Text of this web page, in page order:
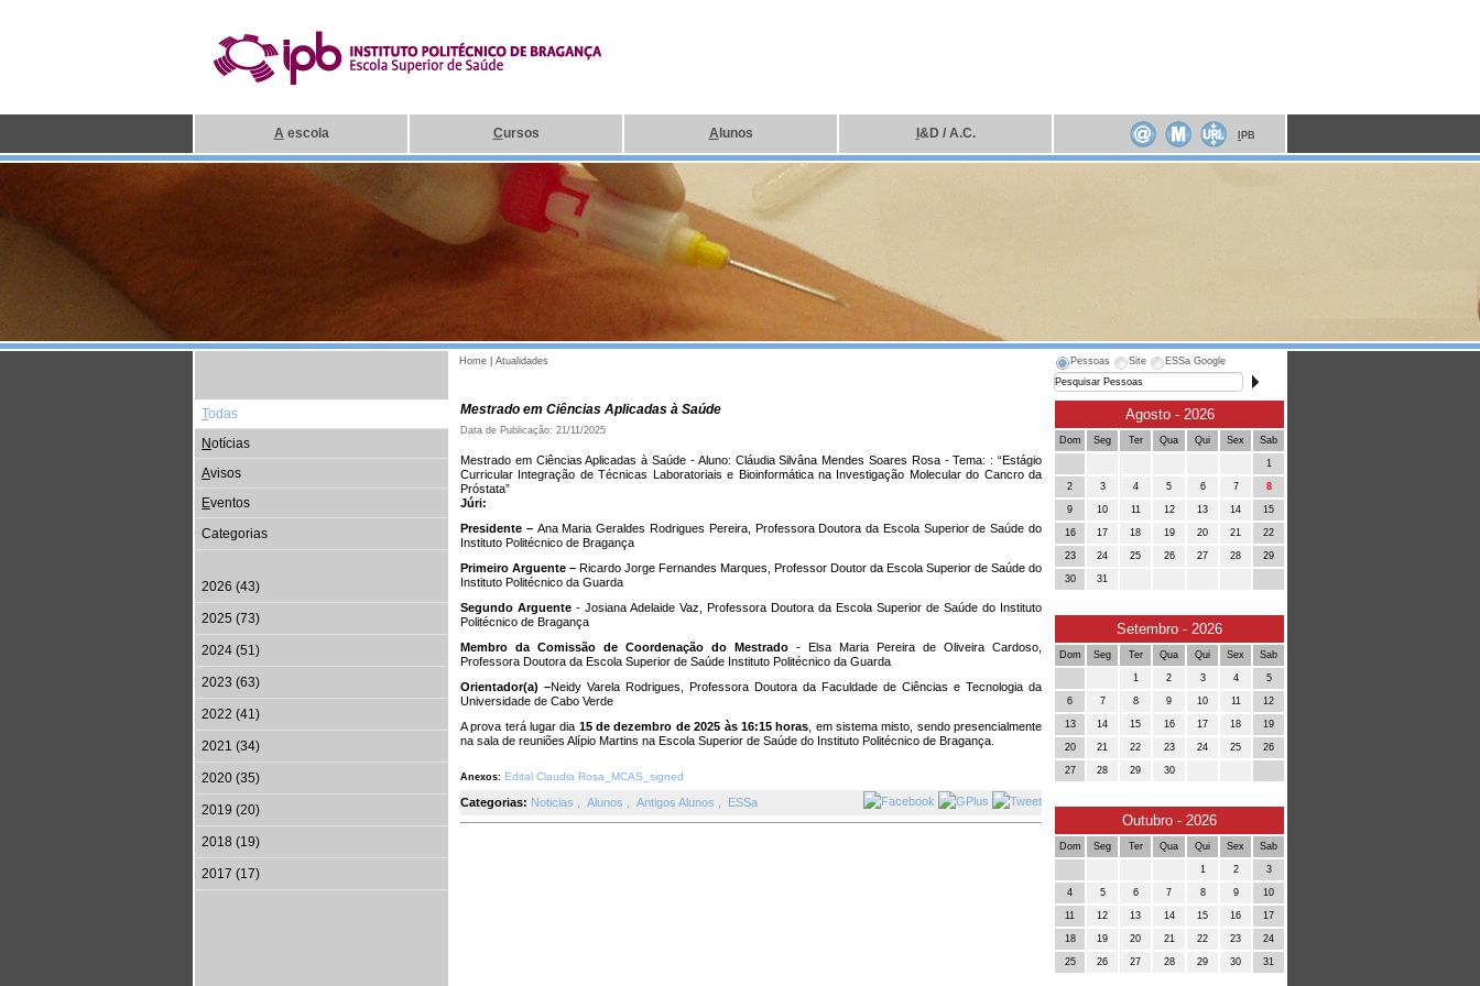
A escola Cursos A lunos &D / A.C. PB
Home Atualidades Pessoas Site ESSa Google
Todas
Notícias
Avisos
Eventos
Categorias
2026 (43)
2025 (73)
2024 (51)
2023 (63)
2022 (41)
2021 (34)
2020 (35)
2019 (20)
2018 (19)
2017 (17)
Mestrado em Ciências Aplicadas à Saúde
Data de Publicação: 21/11/2025
Mestrado em Ciências Aplicadas à Saúde - Aluno: Cláudia Silvâna Mendes Soares Rosa - Tema: : “Estágio
Curricular Integração de Técnicas Laboratoriais e Bioinformática na Investigação Molecular do Cancro da
Próstata”
Júri:
Presidente – Ana Maria Geraldes Rodrigues Pereira, Professora Doutora da Escola Superior de Saúde do
Instituto Politécnico de Bragança
Primeiro Arguente – Ricardo Jorge Fernandes Marques, Professor Doutor da Escola Superior de Saúde do
Instituto Politécnico da Guarda
Segundo Arguente - Josiana Adelaide Vaz, Professora Doutora da Escola Superior de Saúde do Instituto
Politécnico de Bragança
Membro da Comissão de Coordenação do Mestrado - Elsa Maria Pereira de Oliveira Cardoso,
Professora Doutora da Escola Superior de Saúde Instituto Politécnico da Guarda
Orientador(a) –Neidy Varela Rodrigues, Professora Doutora da Faculdade de Ciências e Tecnologia da
Universidade de Cabo Verde
A prova terá lugar dia 15 de dezembro de 2025 às 16:15 horas , em sistema misto, sendo presencialmente
na sala de reuniões Alípio Martins na Escola Superior de Saúde do Instituto Politécnico de Bragança.
Anexos: Edital Claudia Rosa_MCAS_signed
Categorias: Noticias Alunos Antigos Alunos ESSa
Agosto - 2026
Dom Seg Ter Qua Qui Sex Sab
1
2 3 4 5 6 7 8
9 10 11 12 13 14 15
16 17 18 19 20 21 22
23 24 25 26 27 28 29
30 31
Setembro - 2026
Dom Seg Ter Qua Qui Sex Sab
1 2 3 4 5
6 7 8 9 10 11 12
13 14 15 16 17 18 19
20 21 22 23 24 25 26
27 28 29 30
Outubro - 2026
Dom Seg Ter Qua Qui Sex Sab
1 2 3
4 5 6 7 8 9 10
11 12 13 14 15 16 17
18 19 20 21 22 23 24
25 26 27 28 29 30 31